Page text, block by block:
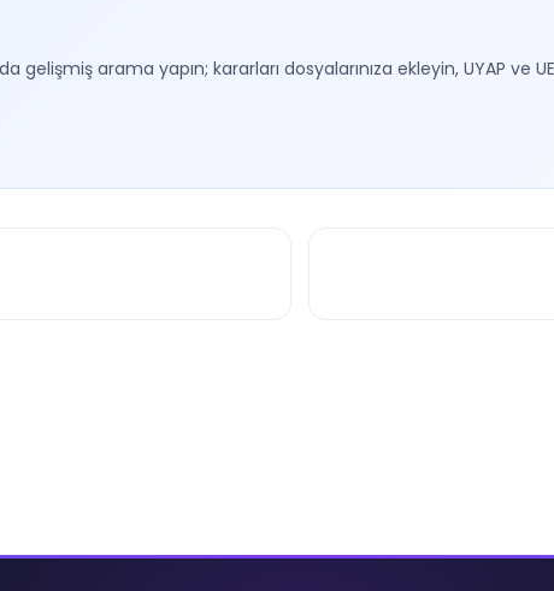
gelişmiş arama yapın; kararları dosyalarınıza ekleyin, UYAP